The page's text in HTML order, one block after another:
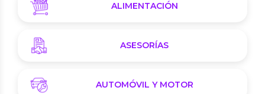
ALIMENTACIÓN
ASESORÍAS
AUTOMÓVIL Y MOTOR